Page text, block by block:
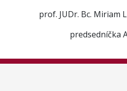
prof. JUDr. Bc. Miriam
predsedníčka